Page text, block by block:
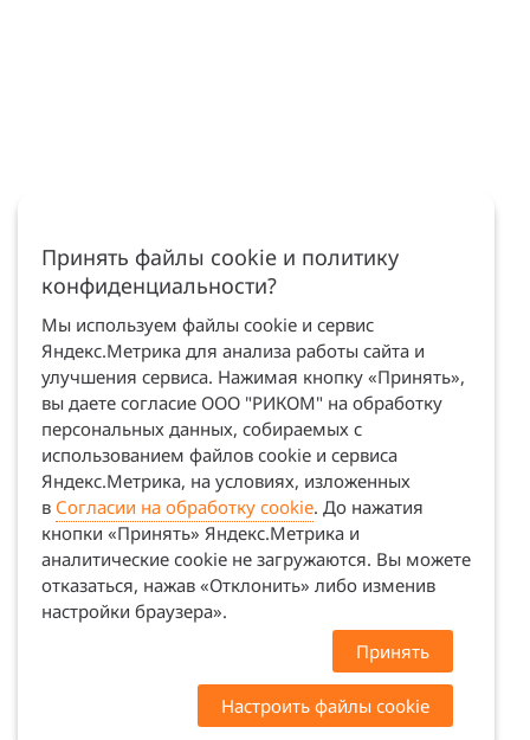
Принять файлы cookie и политику
конфиденциальности?
Мы используем файлы cookie и сервис
Яндекс.Метрика для анализа работы сайта и
улучшения сервиса. Нажимая кнопку «Принять»,
вы даете согласие ООО "РИКОМ" на обработку
персональных данных, собираемых с
использованием файлов cookie и сервиса
Яндекс.Метрика, на условиях, изложенных
в Согласии на обработку cookie. До нажатия
кнопки «Принять» Яндекс.Метрика и
аналитические cookie не загружаются. Вы можете
отказаться, нажав «Отклонить» либо изменив
настройки браузера».
Принять
Настроить файлы cookie